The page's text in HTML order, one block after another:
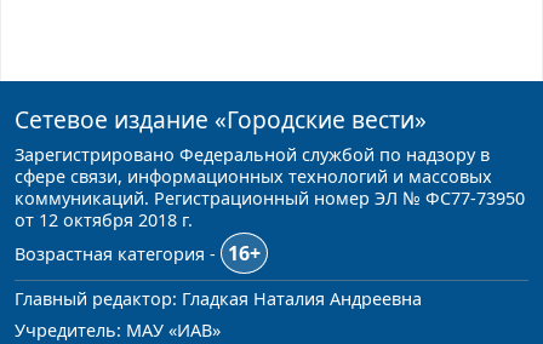
Сетевое издание «Городские вести»
Зарегистрировано Федеральной службой по надзору в
сфере связи, информационных технологий и массовых
коммуникаций. Регистрационный номер ЭЛ № ФС77-73950
от 12 октября 2018 г.
Возрастная категория -
16+
Главный редактор: Гладкая Наталия Андреевна
Учредитель: МАУ «ИАВ»